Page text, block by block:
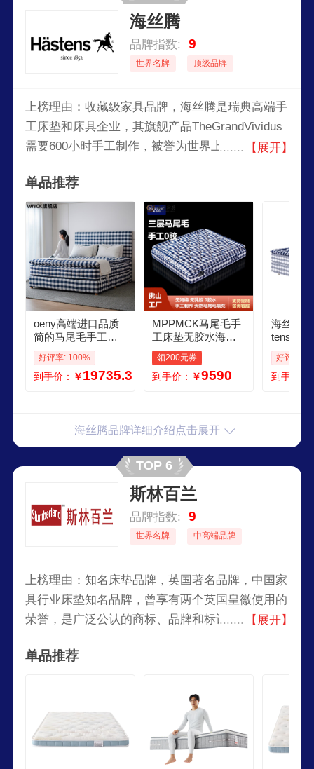
海丝腾
品牌指数: 9
世界名牌 顶级品牌
上榜理由：收藏级家具品牌，海丝腾是瑞典高端手
工床垫和床具企业，其旗舰产品TheGrandVividus
需要600小时手工制作，被誉为世界上最奢华的
并且以谦虚的态度看待自身获得的工艺成就，其历
经六代传承，保留精湛工艺，成就今日辉煌。
【展开】
单品推荐
oeny高端进口品质
简的马尾毛手工床
垫无胶水海丝腾天
然独立袋弹簧床垫
组合优惠价床垫顶
好评率: 100%
到手价： ￥19735.3
MPPMCK马尾毛手
工床垫无胶水海丝
腾天然独立袋弹簧
床垫席梦思软垫 顶
垫 1500mm2000m
领200元券
到手价： ￥9590
海丝腾
tens 海
垫 马尾
家用卧
顶垫
好评率:
到手价：
海丝腾品牌详细介绍点击展开
TOP 6
斯林百兰
品牌指数: 9
世界名牌 中高端品牌
上榜理由：知名床垫品牌，英国著名品牌，中国家
具行业床垫知名品牌，曾享有两个英国皇徽使用的
荣誉，是广泛公认的商标、品牌和标识。于1940年
伊丽莎白二世及其皇母的皇家授权加冕，曾享有两
【展开】
单品推荐